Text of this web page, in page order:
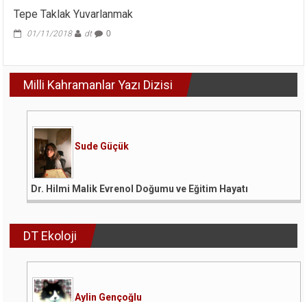
Tepe Taklak Yuvarlanmak
01/11/2018 dt 0
Milli Kahramanlar Yazı Dizisi
Sude Güçük
Dr. Hilmi Malik Evrenol Doğumu ve Eğitim Hayatı
DT Ekoloji
Aylin Gençoğlu